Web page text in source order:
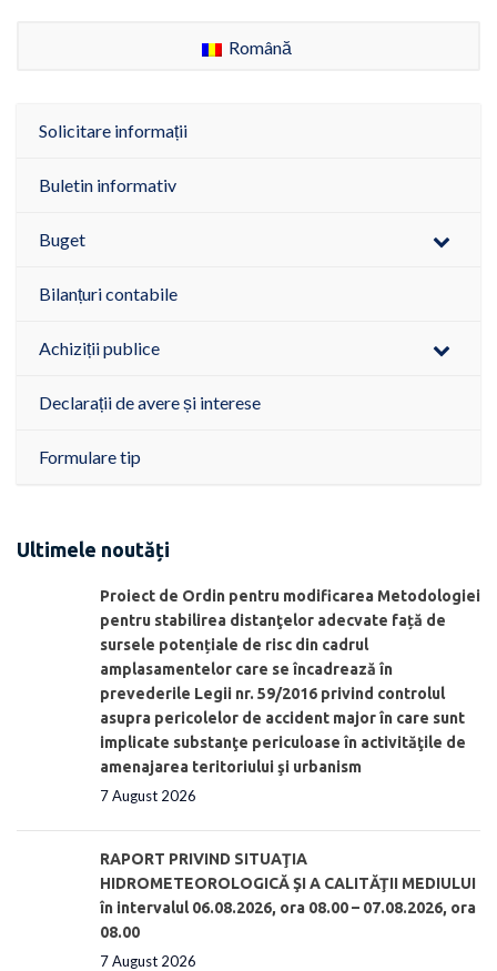
Română
Solicitare informații
Buletin informativ
Buget
Bilanțuri contabile
Achiziții publice
Declarații de avere și interese
Formulare tip
Ultimele noutăți
Proiect de Ordin pentru modificarea Metodologiei
pentru stabilirea distanţelor adecvate față de
sursele potențiale de risc din cadrul
amplasamentelor care se încadrează în
prevederile Legii nr. 59/2016 privind controlul
asupra pericolelor de accident major în care sunt
implicate substanţe periculoase în activităţile de
amenajarea teritoriului şi urbanism
7 August 2026
RAPORT PRIVIND SITUAŢIA
HIDROMETEOROLOGICĂ ŞI A CALITĂŢII MEDIULUI
în intervalul 06.08.2026, ora 08.00 – 07.08.2026, ora
08.00
7 August 2026